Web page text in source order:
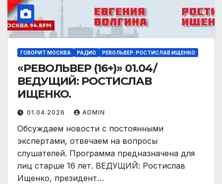
ГОВОРИТ МОСКВА РАДИО РЕВОЛЬВЕР: РОСТИСЛАВ ИЩЕНКО
«РЕВОЛЬВЕР (16+)» 01.04/
ВЕДУЩИЙ: РОСТИСЛАВ
ИЩЕНКО.
01.04.2026 ADMIN
Обсуждаем новости с постоянными
экспертами, отвечаем на вопросы
слушателей. Программа предназначена для
лиц старше 16 лет. ВЕДУЩИЙ: Ростислав
Ищенко, президент…